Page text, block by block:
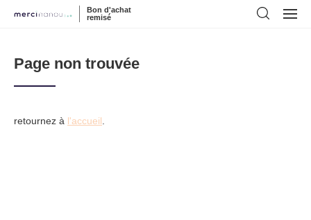
Bon d'achat
remisé
Page non trouvée
retournez à l'accueil